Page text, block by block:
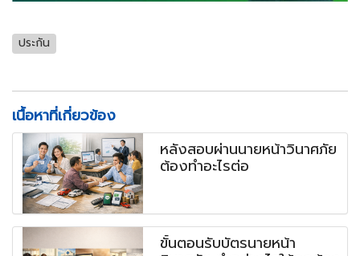
ประกัน
เนื้อหาที่เกี่ยวข้อง
หลังสอบผ่านนายหน้าวินาศภัย
ต้องทำอะไรต่อ
ขั้นตอนรับบัตรนายหน้า